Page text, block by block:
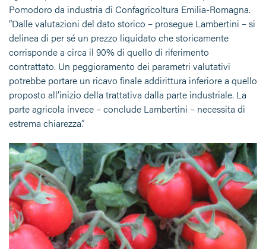
Pomodoro da industria di Confagricoltura Emilia-Romagna.
“Dalle valutazioni del dato storico – prosegue Lambertini – si
delinea di per sé un prezzo liquidato che storicamente
corrisponde a circa il 90% di quello di riferimento
contrattato. Un peggioramento dei parametri valutativi
potrebbe portare un ricavo finale addirittura inferiore a quello
proposto all’inizio della trattativa dalla parte industriale. La
parte agricola invece – conclude Lambertini – necessita di
estrema chiarezza”.